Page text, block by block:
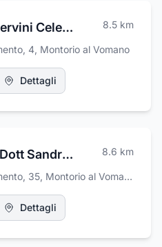
Fe.Mi. di Minervini Celeste Maria & C. S.a.s. 8.5 km
4, Montorio al Vomano
Dettagli
Di Giuseppe Dott Sandro Studio Dentistico 8.6 km
35, Montorio al Vomano
Dettagli